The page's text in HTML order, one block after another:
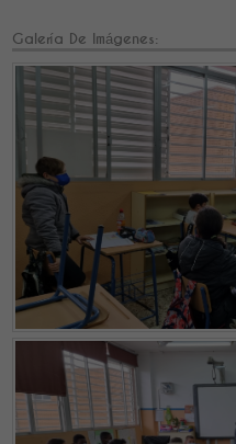
Galería De Imágenes: